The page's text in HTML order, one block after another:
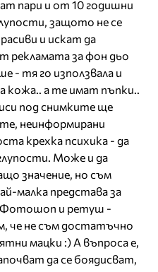
пари и от 10 годишни
защото не се
и искат да
рекламата за фон дьо
- тя го използвала и
кожа.. а те имат пъпки..
под снимките ще
неинформирани
крехка психика - да
Може и да
значение, но съм
малка представа за
Фотошоп и ретуш -
че не съм достатъчно
мацки :) А въпроса е,
да се боядисват,